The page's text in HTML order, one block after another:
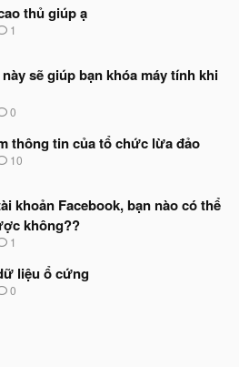
thủ giúp ạ
1
sẽ giúp bạn khóa máy tính khi
0
thông tin của tổ chức lừa đảo
10
khoản Facebook, bạn nào có thể
không??
1
liệu ổ cứng
0